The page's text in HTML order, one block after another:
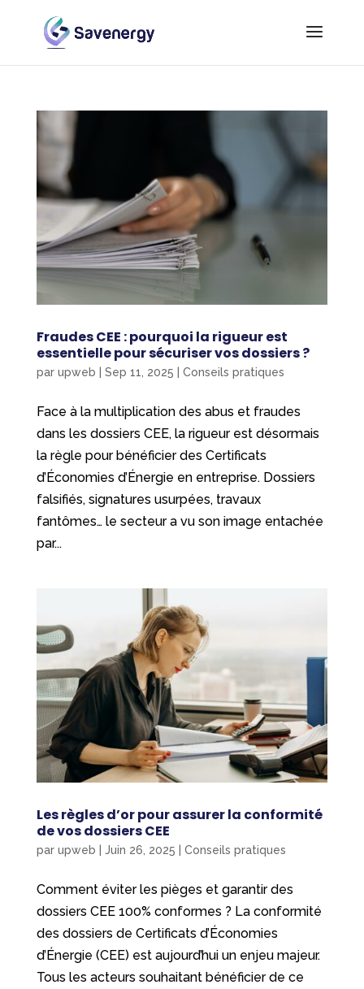
Fraudes CEE : pourquoi la rigueur est
essentielle pour sécuriser vos dossiers ?
par upweb Sep 11, 2025 Conseils pratiques
Face à la multiplication des abus et fraudes
dans les dossiers CEE, la rigueur est désormais
la règle pour bénéficier des Certificats
d’Économies d’Énergie en entreprise. Dossiers
falsifiés, signatures usurpées, travaux
fantômes… le secteur a vu son image entachée
par...
Les règles d’or pour assurer la conformité
de vos dossiers CEE
par upweb Juin 26, 2025 Conseils pratiques
Comment éviter les pièges et garantir des
dossiers CEE 100% conformes ? La conformité
des dossiers de Certificats d’Économies
d’Énergie (CEE) est aujourd’hui un enjeu majeur.
Tous les acteurs souhaitant bénéficier de ce